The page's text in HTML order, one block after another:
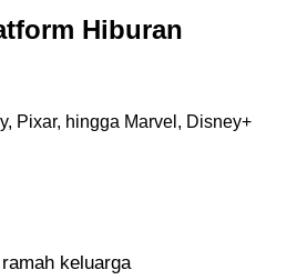
Hiburan
Pixar, hingga Marvel, Disney+
keluarga